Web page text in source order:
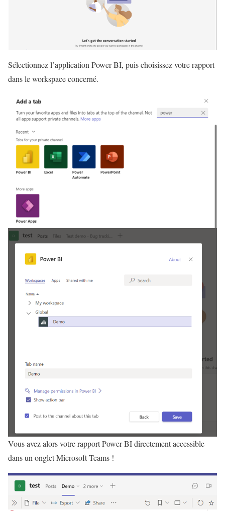
Sélectionnez l’application Power BI, puis choisissez votre rapport
dans le workspace concerné.
Vous avez alors votre rapport Power BI directement accessible
dans un onglet Microsoft Teams !